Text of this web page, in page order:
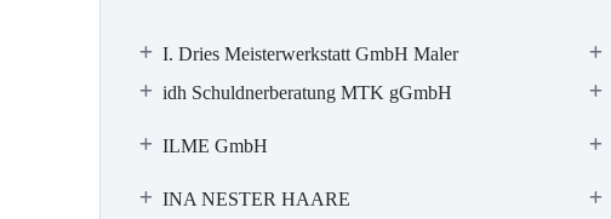
I. Dries Meisterwerkstatt GmbH Maler
idh Schuldnerberatung MTK gGmbH
ILME GmbH
INA NESTER HAARE